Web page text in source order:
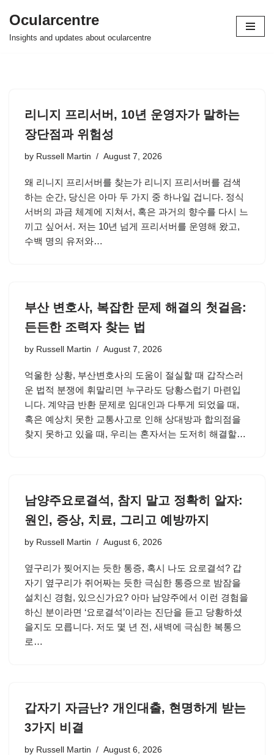
Skip
Ocularcentre
Insights and updates about ocularcentre
리니지 프리서버, 10년 운영자가 말하는
장단점과 위험성
by Russell Martin August 7, 2026
왜 리니지 프리서버를 찾는가 리니지 프리서버를 검색
하는 순간, 당신은 아마 두 가지 중 하나일 겁니다. 정식
서버의 과금 체계에 지쳐서, 혹은 과거의 향수를 다시 느
끼고 싶어서. 저는 10년 넘게 프리서버를 운영해 왔고,
수백 명의 유저와…
부산 변호사, 복잡한 문제 해결의 첫걸음:
든든한 조력자 찾는 법
by Russell Martin August 7, 2026
억울한 상황, 부산변호사의 도움이 절실할 때 갑작스러
운 법적 분쟁에 휘말리면 누구라도 당황스럽기 마련입
니다. 계약금 반환 문제로 임대인과 다투게 되었을 때,
혹은 예상치 못한 교통사고로 인해 상대방과 합의점을
찾지 못하고 있을 때, 우리는 혼자서는 도저히 해결할…
남양주요로결석, 참지 말고 정확히 알자:
원인, 증상, 치료, 그리고 예방까지
by Russell Martin August 6, 2026
옆구리가 찢어지는 듯한 통증, 혹시 나도 요로결석? 갑
자기 옆구리가 쥐어짜는 듯한 극심한 통증으로 밤잠을
설치신 경험, 있으신가요? 아마 남양주에서 이런 경험을
하신 분이라면 ‘요로결석’이라는 진단을 듣고 당황하셨
을지도 모릅니다. 저도 몇 년 전, 새벽에 극심한 복통으
로…
갑자기 자금난? 개인대출, 현명하게 받는
3가지 비결
by Russell Martin August 6, 2026